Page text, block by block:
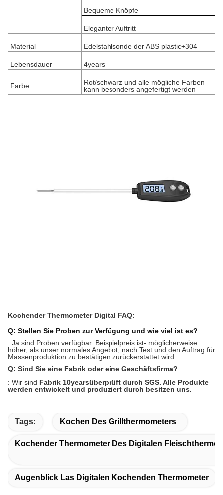
Bequeme Knöpfe
Eleganter Auftritt
Material Edelstahlsonde der ABS plastic+304
Lebensdauer 4years
Farbe
Rot/schwarz und alle mögliche Farben
kann besonders angefertigt werden
Kochender Thermometer Digital FAQ:
Q: Stellen Sie Proben zur Verfügung und wie viel ist es?
: Ja sind Proben verfügbar. Beispielpreis ist- möglicherweise
höher, als unser normales Angebot, nach Test und den Auftrag für
Massenproduktion zu bestätigen zurückerstattet wird.
Q: Sind Sie eine Fabrik oder eine Geschäftsfirma?
: Wir sind Fabrik 10yearsüberprüft durch SGS. Alle Produkte
werden entwickelt und produziert durch besitzen uns.
Tags: Kochen Des Grillthermometers
Kochender Thermometer Des Digitalen
Augenblick Las Digitalen Kochenden Thermometer